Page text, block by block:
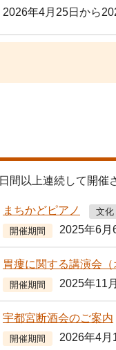
2026年4月25日から
日間以上連続して開催
まちかどピアノ 文化
開催期間
2025年6月
胃瘻に関する講演会（
開催期間
2025年11
宇都宮断酒会のご案内
開催期間
2026年4月